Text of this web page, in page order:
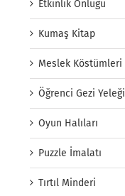
Etkinlik Önlüğü
Kumaş Kitap
Meslek Köstümleri
Öğrenci Gezi Yeleği
Oyun Halıları
Puzzle İmalatı
Tırtıl Minderi